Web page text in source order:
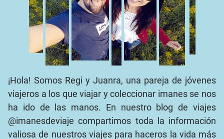
¡Hola! Somos Regi y Juanra, una pareja de jóvenes
viajeros a los que viajar y coleccionar imanes se nos
ha ido de las manos. En nuestro blog de viajes
@imanesdeviaje compartimos toda la información
valiosa de nuestros viajes para haceros la vida más